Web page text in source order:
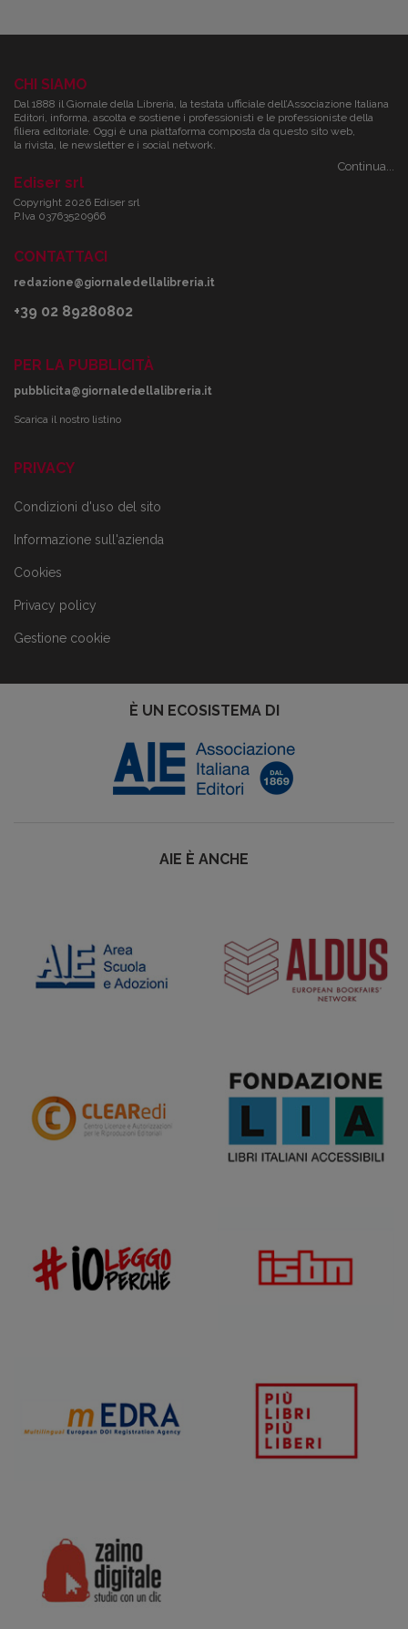
CHI SIAMO
Dal 1888 il Giornale della Libreria, la testata ufficiale dell’Associazione Italiana
Editori, informa, ascolta e sostiene i professionisti e le professioniste della
filiera editoriale. Oggi è una piattaforma composta da questo sito web,
la rivista, le newsletter e i social network.
Continua...
Ediser srl
Copyright 2026 Ediser srl
P.Iva 03763520966
CONTATTACI
redazione@giornaledellalibreria.it
+39 02 89280802
PER LA PUBBLICITÀ
pubblicita@giornaledellalibreria.it
Scarica il nostro listino
PRIVACY
Condizioni d'uso del sito
Informazione sull'azienda
Cookies
Privacy policy
Gestione cookie
È UN ECOSISTEMA DI
AIE È ANCHE